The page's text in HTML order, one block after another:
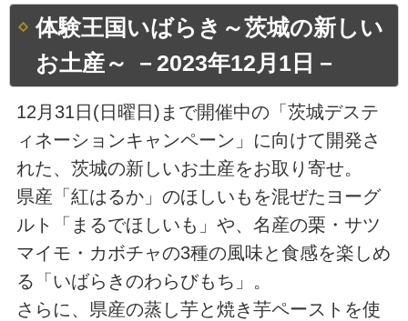
体験王国いばらき～茨城の新しい
お土産～ －2023年12月1日－
12月31日(日曜日)まで開催中の「茨城デステ
ィネーションキャンペーン」に向けて開発さ
れた、茨城の新しいお土産をお取り寄せ。
県産「紅はるか」のほしいもを混ぜたヨーグ
ルト「まるでほしいも」や、名産の栗・サツ
マイモ・カボチャの3種の風味と食感を楽しめ
る「いばらきのわらびもち」。
さらに、県産の蒸し芋と焼き芋ペーストを使